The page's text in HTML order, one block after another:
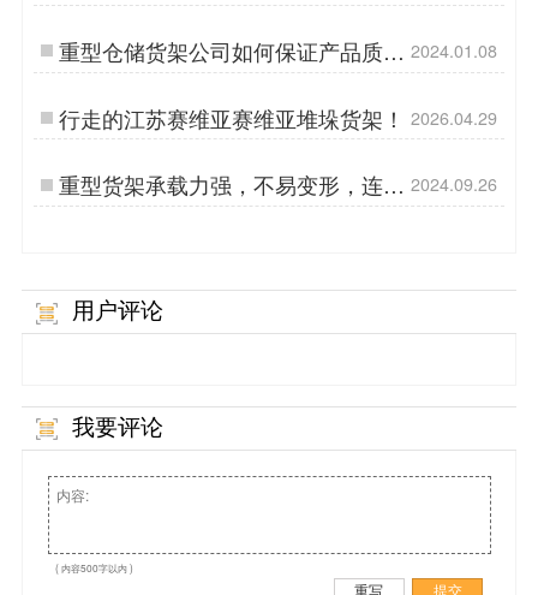
重型仓储货架公司如何保证产品质
量？
2024.01.08
行走的江苏赛维亚赛维亚堆垛货架！ 2026.04.29
重型货架承载力强，不易变形，连接
可靠
2024.09.26
用户评论
我要评论
( 内容500字以内 )
重写 提交